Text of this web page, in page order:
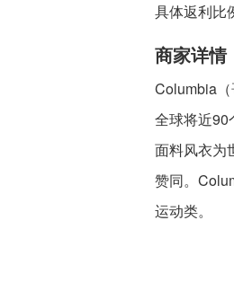
具体返利比
商家详情
Columbia
全球将近90
面料风衣为
赞同。
运动类。